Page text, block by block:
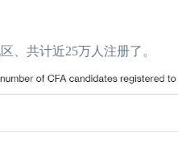
共计近25万人注册了。